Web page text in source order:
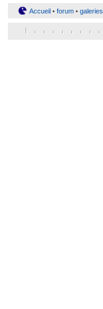
Accueil • forum • galeries